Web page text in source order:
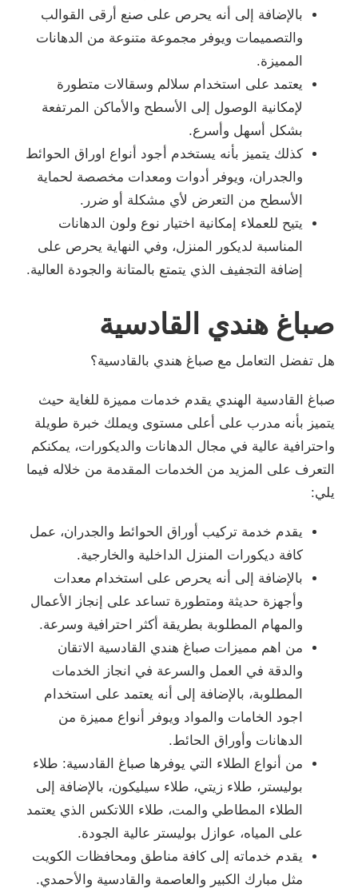
بالإضافة إلى أنه يحرص على صنع أرقى القوالب
والتصميمات ويوفر مجموعة متنوعة من الدهانات
المميزة.
يعتمد على استخدام سلالم وسقالات متطورة
لإمكانية الوصول إلى الأسطح والأماكن المرتفعة
بشكل أسهل وأسرع.
كذلك يتميز بأنه يستخدم أجود أنواع اوراق الحوائط
والجدران، ويوفر أدوات ومعدات مخصصة لحماية
الأسطح من التعرض لأي مشكلة أو ضرر.
يتيح للعملاء إمكانية اختيار نوع ولون الدهانات
المناسبة لديكور المنزل، وفي النهاية يحرص على
إضافة التجفيف الذي يتمتع بالمتانة والجودة العالية.
صباغ هندي القادسية
هل تفضل التعامل مع صباغ هندي بالقادسية؟
صباغ القادسية الهندي يقدم خدمات مميزة للغاية حيث
يتميز بأنه مدرب على أعلى مستوى ويملك خبرة طويلة
واحترافية عالية في مجال الدهانات والديكورات، يمكنكم
التعرف على المزيد من الخدمات المقدمة من خلاله فيما
يلي:
يقدم خدمة تركيب أوراق الحوائط والجدران، عمل
كافة ديكورات المنزل الداخلية والخارجية.
بالإضافة إلى أنه يحرص على استخدام معدات
وأجهزة حديثة ومتطورة تساعد على إنجاز الأعمال
والمهام المطلوبة بطريقة أكثر احترافية وسرعة.
من اهم مميزات صباغ هندي القادسية الاتقان
والدقة في العمل والسرعة في انجاز الخدمات
المطلوبة، بالإضافة إلى أنه يعتمد على استخدام
اجود الخامات والمواد ويوفر أنواع مميزة من
الدهانات وأوراق الحائط.
من أنواع الطلاء التي يوفرها صباغ القادسية: طلاء
بوليستر، طلاء زيتي، طلاء سيليكون، بالإضافة إلى
الطلاء المطاطي والمت، طلاء اللاتكس الذي يعتمد
على المياه، عوازل بوليستر عالية الجودة.
يقدم خدماته إلى كافة مناطق ومحافظات الكويت
مثل مبارك الكبير والعاصمة والقادسية والأحمدي.